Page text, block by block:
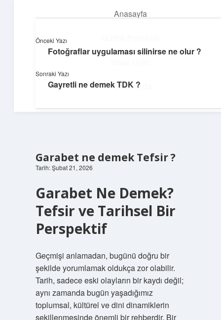
Anasayfa
Hakkımızda
Yumuşak Teknoloji Rehberi
Dijital dünyada huzurlu bir yolculuk!
Garabet ne demek Tefsir ?
Tarih: Şubat 21, 2026
Garabet Ne Demek?
Tefsir ve Tarihsel Bir
Perspektif
Geçmişi anlamadan, bugünü doğru bir
şekilde yorumlamak oldukça zor olabilir.
Tarih, sadece eski olayların bir kaydı değil;
aynı zamanda bugün yaşadığımız
toplumsal, kültürel ve dini dinamiklerin
şekillenmesinde önemli bir rehberdir. Bir
Önceki Yazı
Fotoğraflar uygulaması silinirse ne olur ?
Sonraki Yazı
Gayretli ne demek TDK ?